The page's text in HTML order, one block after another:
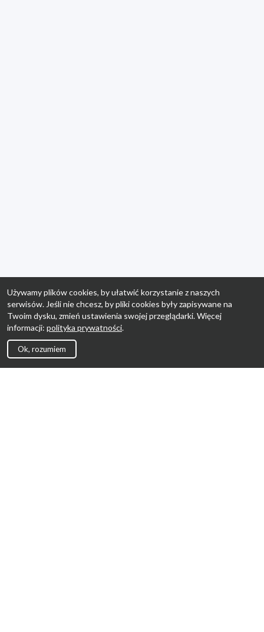
Używamy plików cookies, by ułatwić korzystanie z naszych
serwisów. Jeśli nie chcesz, by pliki cookies były zapisywane na
Twoim dysku, zmień ustawienia swojej przeglądarki. Więcej
informacji: polityka prywatności.
Ok, rozumiem